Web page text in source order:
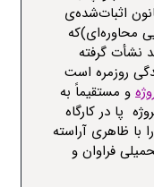
اثبات‌شده‌ی
گرفته
است
به
پا در کارگاه
آراسته
و